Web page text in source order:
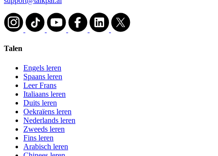
Talen
Engels leren
Spaans leren
Leer Frans
Italiaans leren
Duits leren
Oekraïens leren
Nederlands leren
Zweeds leren
Fins leren
Arabisch leren